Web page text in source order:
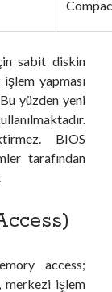
sabit diskin
yapması
yüzden yeni
BIOS
tarafından
access;
merkezi işlem